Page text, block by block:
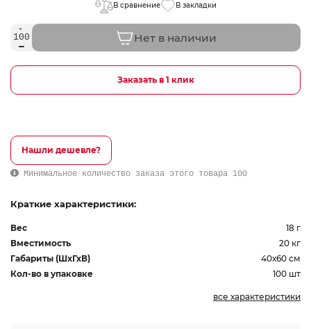
В сравнение В закладки
Нет в наличии
Заказать в 1 клик
Нашли дешевле?
Минимальное количество заказа этого товара 100
Краткие характеристики:
Вес
18 г
Вместимость
20 кг
Габариты (ШхГхВ)
40х60 см
Кол-во в упаковке
100 шт
все характеристики